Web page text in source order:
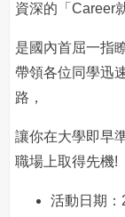
資深的「Career
是國內首屈一指
帶領各位同學迅
路，
讓你在大學即早
職場上取得先機!
活動日期